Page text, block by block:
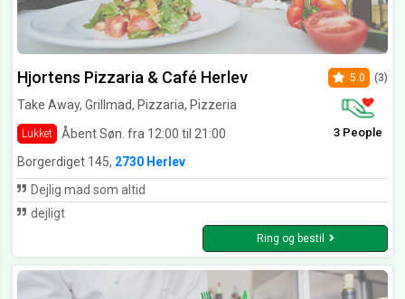
Hjortens Pizzaria & Café Herlev
Take Away, Grillmad, Pizzaria, Pizzeria
Lukket Åbent Søn. fra 12:00 til 21:00
5.0 (3)
3 People
Borgerdiget 145, 2730 Herlev
Dejlig mad som altid
dejligt
Ring og bestil